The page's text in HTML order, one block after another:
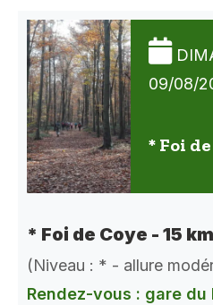
09/08/
* Foi
* Foi de Coye - 15 km
(Niveau : * - allure
Rendez-vous : gare du